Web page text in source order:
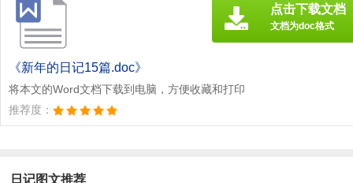
《新年的日记15篇.doc》
将本文的Word文档下载到电脑，方便收藏和打印
推荐度：
点击下载文档
文档为doc格式
日记图文推荐